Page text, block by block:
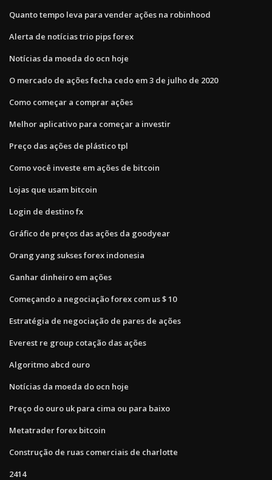
Quanto tempo leva para vender ações na robinhood
Alerta de notícias trio pips forex
Notícias da moeda do ocn hoje
O mercado de ações fecha cedo em 3 de julho de 2020
Como começar a comprar ações
Melhor aplicativo para começar a investir
Preço das ações de plástico tpl
Como você investe em ações de bitcoin
Lojas que usam bitcoin
Login de destino fx
Gráfico de preços das ações da goodyear
Orang yang sukses forex indonesia
Ganhar dinheiro em ações
Começando a negociação forex com us $ 10
Estratégia de negociação de pares de ações
Everest re group cotação das ações
Algoritmo abcd ouro
Notícias da moeda do ocn hoje
Preço do ouro uk para cima ou para baixo
Metatrader forex bitcoin
Construção de ruas comerciais de charlotte
2414